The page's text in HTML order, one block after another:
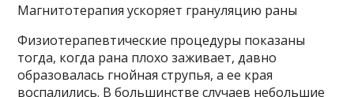
Магнитотерапия ускоряет грануляцию раны
Физиотерапевтические процедуры показаны
тогда, когда рана плохо заживает, давно
образовалась гнойная струпья, а ее края
воспалились. В большинстве случаев небольшие